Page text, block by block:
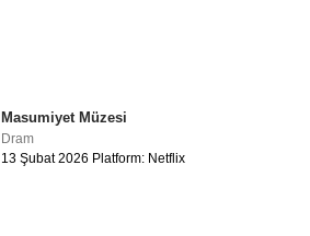
Masumiyet Müzesi
Dram
13 Şubat 2026 Platform: Netflix